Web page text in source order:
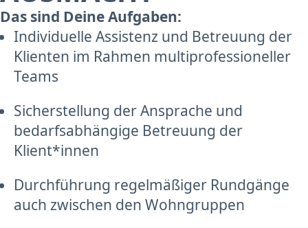
Das sind Deine Aufgaben:
Individuelle Assistenz und Betreuung der
Klienten im Rahmen multiprofessioneller
Teams
Sicherstellung der Ansprache und
bedarfsabhängige Betreuung der
Klient*innen
Durchführung regelmäßiger Rundgänge
auch zwischen den Wohngruppen